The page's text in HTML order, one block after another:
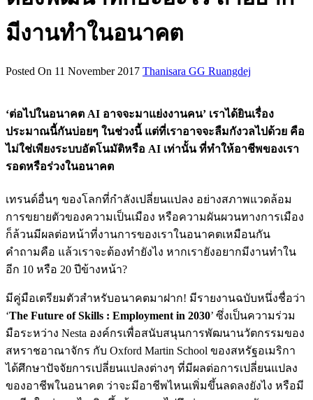
มีงานทำในอนาคต
Posted On 11 November 2017 Thanisara GG Ruangdej
‘ต่อไปในอนาคต AI อาจจะมาแย่งงานคน’ เราได้ยินเรื่อง
ประมาณนี้กันบ่อยๆ ในช่วงนี้ แต่ที่เราอาจจะลืมกังวลไปด้วย คือ
ไม่ใช่เพียงระบบอัตโนมัติหรือ AI เท่านั้น ที่ทำให้อาชีพของเรา
รอดหรือร่วงในอนาคต
เทรนด์อื่นๆ ของโลกที่กำลังเปลี่ยนแปลง อย่างสภาพแวดล้อม
การขยายตัวของความเป็นเมือง หรือความผันผวนทางการเมือง
ก็ล้วนมีผลต่อหน้าที่งานการของเราในอนาคตเหมือนกัน
คำถามคือ แล้วเราจะต้องทำยังไง หากเรายังอยากมีงานทำใน
อีก 10 หรือ 20 ปีข้างหน้า?
มีคู่มือเตรียมตัวสำหรับอนาคตมาฝาก! มีรายงานฉบับหนึ่งชื่อว่า
‘The Future of Skills : Employment in 2030’ ซึ่งเป็นความร่วม
มือระหว่าง Nesta องค์กรเพื่อสนับสนุนการพัฒนานวัตกรรมของ
สหราชอาณาจักร กับ Oxford Martin School ของสหรัฐอเมริกา
ได้ศึกษาปัจจัยการเปลี่ยนแปลงต่างๆ ที่มีผลต่อการเปลี่ยนแปลง
ของอาชีพในอนาคต ว่าจะมีอาชีพไหนเพิ่มขึ้นลดลงยังไง หรือมี